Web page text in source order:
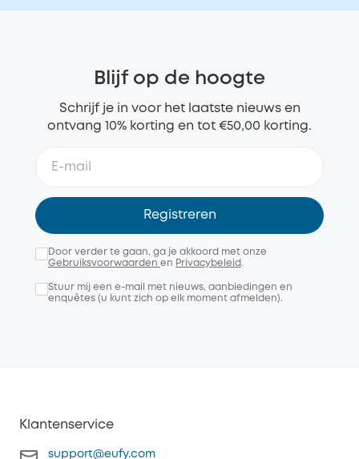
Blijf op de hoogte
Schrijf je in voor het laatste nieuws en
ontvang 10% korting en tot €50,00 korting.
Registreren
Door verder te gaan, ga je akkoord met onze
Gebruiksvoorwaarden en Privacybeleid.
Stuur mij een e-mail met nieuws, aanbiedingen en
enquêtes (u kunt zich op elk moment afmelden).
Klantenservice
support@eufy.com